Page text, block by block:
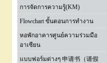
การจัดการความรู้(KM)
Flowchart ขั้นตอนการทำงาน
หอพักอาคารศูนย์ความร่วมมือ
อาเซียน
แบบฟอร์มต่างๆ 申请书（请假